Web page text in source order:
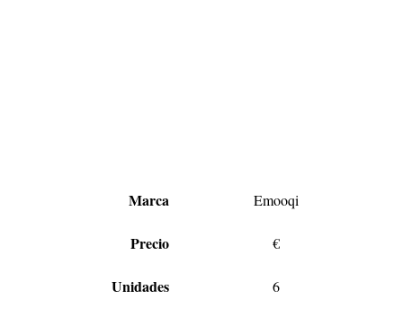
Marca Emooqi
Precio €
Unidades 6